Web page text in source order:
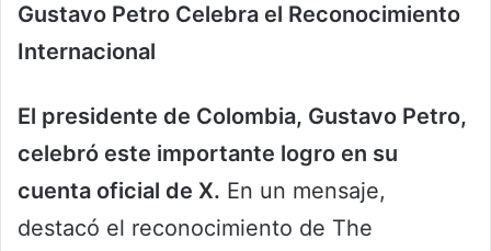
Gustavo Petro Celebra el Reconocimiento
Internacional
El presidente de Colombia, Gustavo Petro,
celebró este importante logro en su
cuenta oficial de X. En un mensaje,
destacó el reconocimiento de The